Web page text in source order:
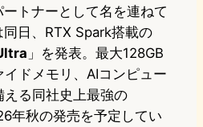
トナーとして名を連ねて
日、RTX Spark搭載の
」を発表。最大128GB
ドメモリ、AIコンピュー
える同社史上最強の
年秋の発売を予定してい